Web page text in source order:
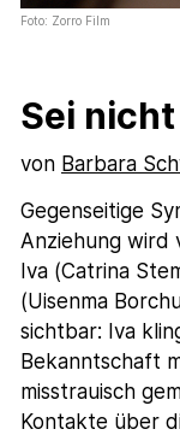
Foto: Zorro Film
Sei
von Barbara
Gegenseitige
Anziehung wird
Iva (Catrina
(Uisenma
sichtbar: Iva
Bekanntschaft
misstrauisch
Kontakte über